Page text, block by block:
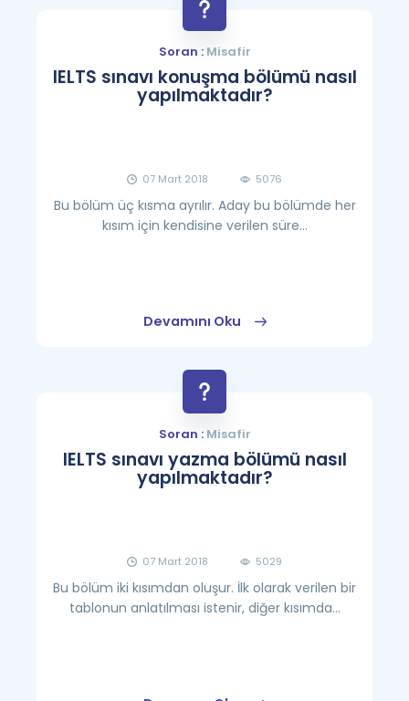
Soran :Misafir
IELTS sınavı konuşma bölümü nasıl
yapılmaktadır?
07 Mart 2018 5076
Bu bölüm üç kısma ayrılır. Aday bu bölümde her
kısım için kendisine verilen süre...
Devamını Oku
Soran :Misafir
IELTS sınavı yazma bölümü nasıl
yapılmaktadır?
07 Mart 2018 5029
Bu bölüm iki kısımdan oluşur. İlk olarak verilen bir
tablonun anlatılması istenir, diğer kısımda...